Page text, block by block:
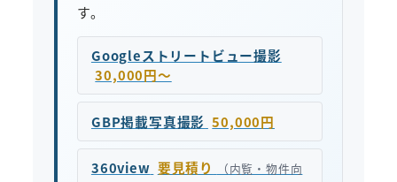
す。
Googleストリートビュー撮影
30,000円〜
GBP掲載写真撮影 50,000円
360view 要見積り
（内覧・物件向